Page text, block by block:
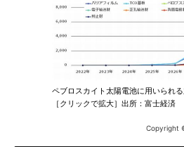
ペブロスカイト太陽電池に用いられ
［クリックで拡大］出所：富士経済
Copyright